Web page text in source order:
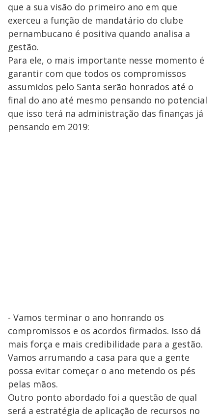
que a sua visão do primeiro ano em que
exerceu a função de mandatário do clube
pernambucano é positiva quando analisa a
gestão.
Para ele, o mais importante nesse momento é
garantir com que todos os compromissos
assumidos pelo Santa serão honrados até o
final do ano até mesmo pensando no potencial
que isso terá na administração das finanças já
pensando em 2019:
- Vamos terminar o ano honrando os
compromissos e os acordos firmados. Isso dá
mais força e mais credibilidade para a gestão.
Vamos arrumando a casa para que a gente
possa evitar começar o ano metendo os pés
pelas mãos.
Outro ponto abordado foi a questão de qual
será a estratégia de aplicação de recursos no